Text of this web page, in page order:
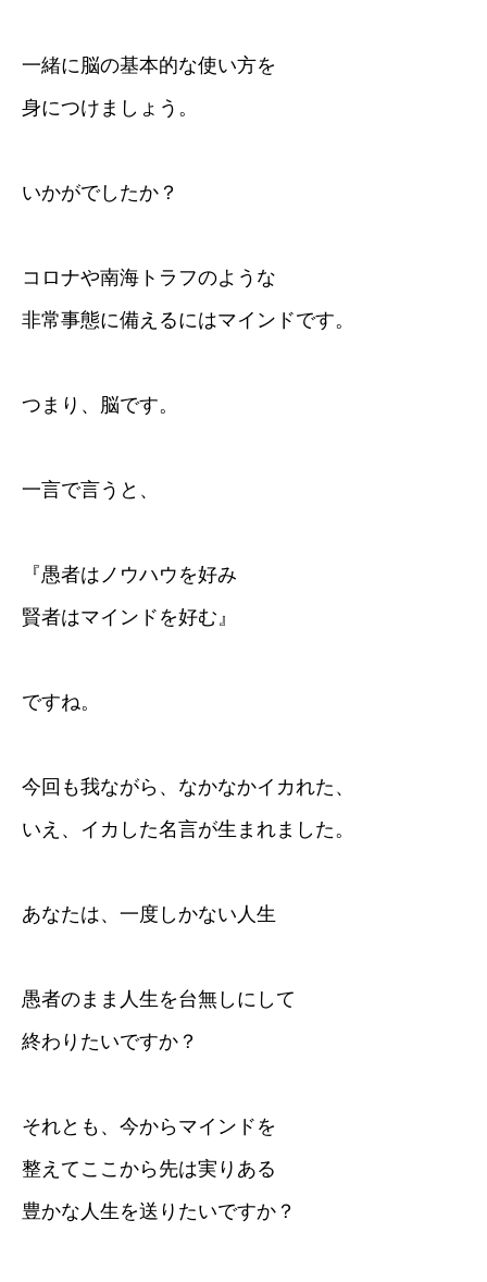
一緒に脳の基本的な使い方を
身につけましょう。
いかがでしたか？
コロナや南海トラフのような
非常事態に備えるにはマインドです。
つまり、脳です。
一言で言うと、
『愚者はノウハウを好み
賢者はマインドを好む』
ですね。
今回も我ながら、なかなかイカれた、
いえ、イカした名言が生まれました。
あなたは、一度しかない人生
愚者のまま人生を台無しにして
終わりたいですか？
それとも、今からマインドを
整えてここから先は実りある
豊かな人生を送りたいですか？